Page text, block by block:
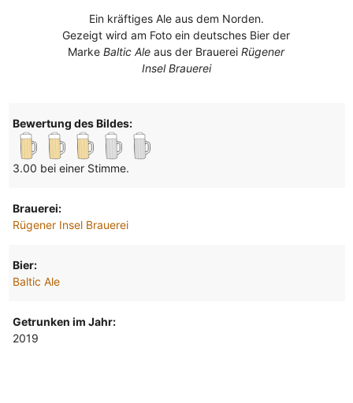
Ein kräftiges Ale aus dem Norden.
Gezeigt wird am Foto ein deutsches Bier der
MarkeBaltic Ale aus der BrauereiRügener
Insel Brauerei
Bewertung des Bildes:
3.00 bei einer Stimme.
Brauerei:
Rügener Insel Brauerei
Bier:
Baltic Ale
Getrunken im Jahr:
2019